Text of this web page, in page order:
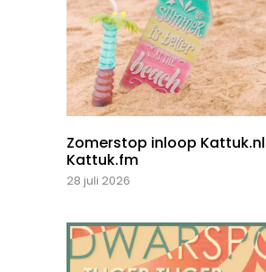
Zomerstop inloop
Kattuk.fm
28 juli 2026